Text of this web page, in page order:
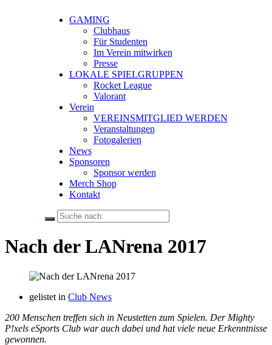
GAMING
Clubhaus
Für Studenten
Im Verein mitwirken
Presse
LOKALE SPIELGRUPPEN
Rocket League
Valorant
Verein
VEREINSMITGLIED WERDEN
Veranstaltungen
Fotogalerien
News
Sponsoren
Sponsor werden
Merch Shop
Kontakt
Nach der LANrena 2017
gelistet in Club News
200 Menschen treffen sich in Neustetten zum Spielen. Der Mighty
P!xels eSports Club war auch dabei und hat viele neue Erkenntnisse
gewonnen.